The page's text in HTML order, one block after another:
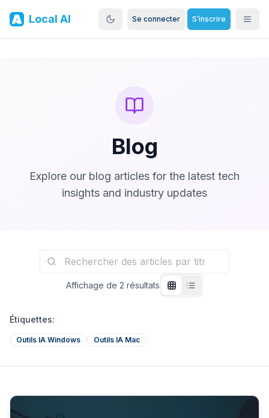
Local AI Se connecter S’inscrire
Blog
Explore our blog articles for the latest tech
insights and industry updates
Affichage de 2 résultats
Étiquettes:
Outils IA Windows Outils IA Mac